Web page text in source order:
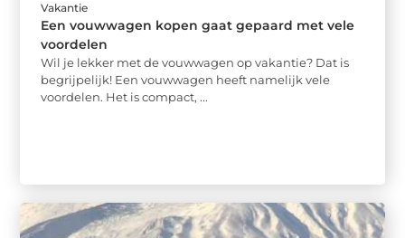
Vakantie
Een vouwwagen kopen gaat gepaard met vele
voordelen
Wil je lekker met de vouwwagen op vakantie? Dat is
begrijpelijk! Een vouwwagen heeft namelijk vele
voordelen. Het is compact, ...